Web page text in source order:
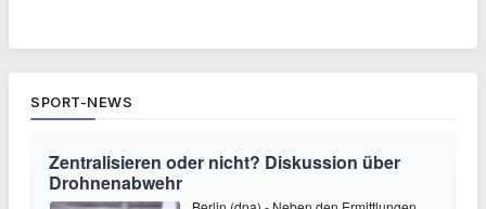
SPORT-NEWS
Zentralisieren oder nicht? Diskussion über
Drohnenabwehr